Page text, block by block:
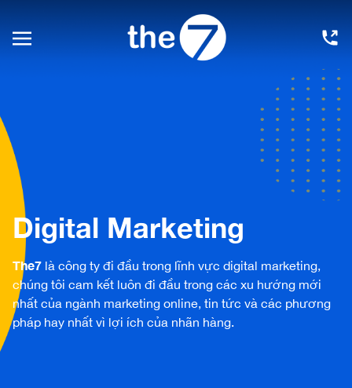
Digital Marketing
The7 là công ty đi đầu trong lĩnh vực digital marketing,
chúng tôi cam kết luôn đi đầu trong các xu hướng mới
nhất của ngành marketing online, tin tức và các phương
pháp hay nhất vì lợi ích của nhãn hàng.